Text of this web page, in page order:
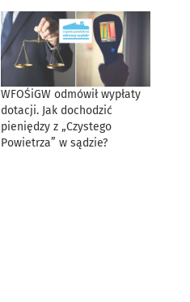
WFOŚiGW odmówił wypłaty
dotacji. Jak dochodzić
pieniędzy z „Czystego
Powietrza” w sądzie?